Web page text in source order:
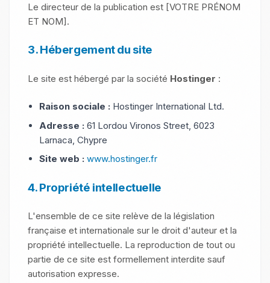
Le directeur de la publication est [VOTRE PRÉNOM
ET NOM].
3. Hébergement du site
Le site est hébergé par la société Hostinger :
Raison sociale :Hostinger International Ltd.
Adresse :61 Lordou Vironos Street, 6023
Larnaca, Chypre
Site web : www.hostinger.fr
4. Propriété intellectuelle
L'ensemble de ce site relève de la législation
française et internationale sur le droit d'auteur et la
propriété intellectuelle. La reproduction de tout ou
partie de ce site est formellement interdite sauf
autorisation expresse.